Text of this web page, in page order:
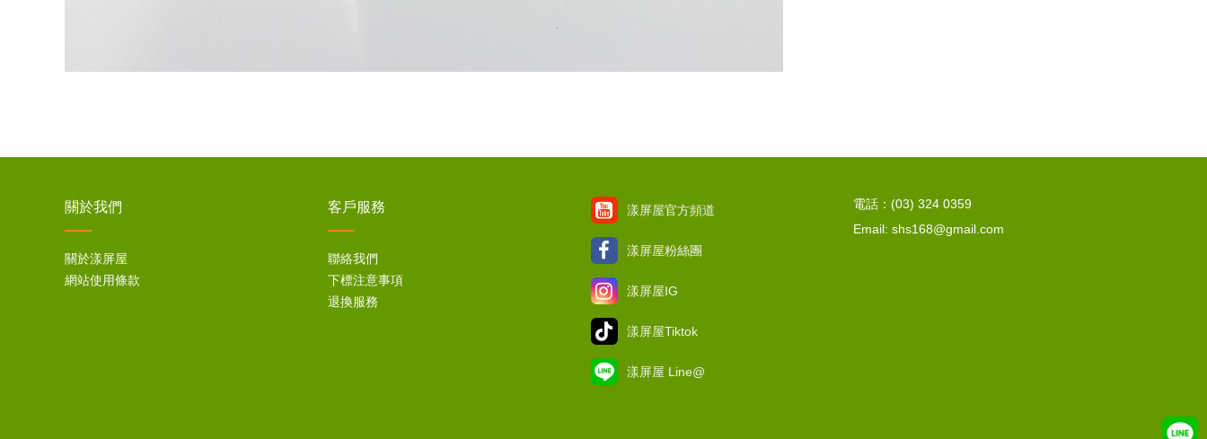
關於我們
關於漾屏屋
網站使用條款
客戶服務
聯絡我們
下標注意事項
退換服務
漾屏屋官方頻道
漾屏屋粉絲團
漾屏屋IG
漾屏屋Tiktok
漾屏屋 Line@
電話：(03) 324 0359
Email: shs168@gmail.com